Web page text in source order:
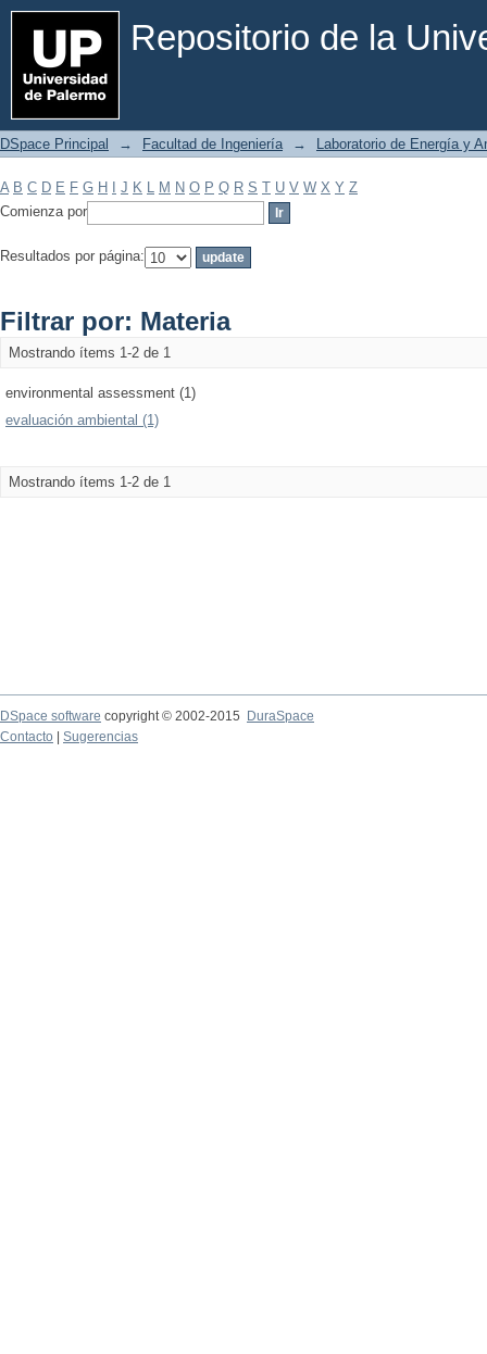
Repositorio de la
Filtrar por: Materia
DSpace Principal → Facultad de Ingeniería → Laboratorio de Energía y
A B C D E F G H J K L M N O P Q R S T U V W X Y Z
Comienza por
Resultados por página:
Filtrar por: Materia
Mostrando ítems 1-2 de 1
environmental assessment (1)
evaluación ambiental (1)
Mostrando ítems 1-2 de 1
DSpace software copyright © 2002-2015
DuraSpace
Contacto
Sugerencias